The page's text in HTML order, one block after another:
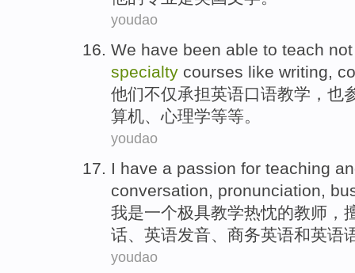
youdao
We have been able to teach
specialty courses like writing,
他们不仅承担英语口语教学 ， 也
算机、心理学等等。
youdao
I have a passion for teaching
conversation, pronunciation,
我是一个极具教学热忱的教师，
话、 英语发音、 商务英语和英语
youdao